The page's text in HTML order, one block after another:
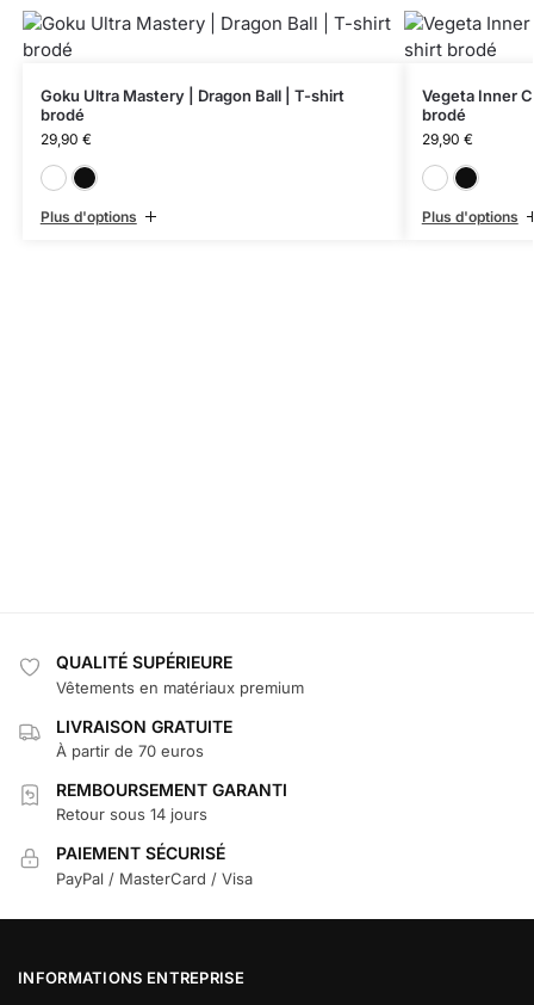
Goku Ultra Mastery | Dragon Ball | T-shirt
brodé
29,90 €
Plus d'options
Vegeta Inner
brodé
29,90 €
Plus d'options
QUALITÉ SUPÉRIEURE
Vêtements en matériaux premium
LIVRAISON GRATUITE
À partir de 70 euros
REMBOURSEMENT GARANTI
Retour sous 14 jours
PAIEMENT SÉCURISÉ
PayPal / MasterCard / Visa
INFORMATIONS ENTREPRISE